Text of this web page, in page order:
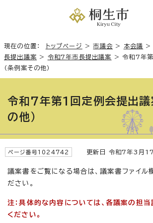
現在の位置： トップページ >市議会 > 本会議 >
長提出議案 > 令和7年市長提出議案 >令和7年
（条例案その他）
令和7年第1回定例会提出議
の他）
ページ番号1024742 更新日 令和7年3月
議案書をご覧になる場合は、議案書ファイル
ださい。
注：具体的な内容については、各議案の担
ください。